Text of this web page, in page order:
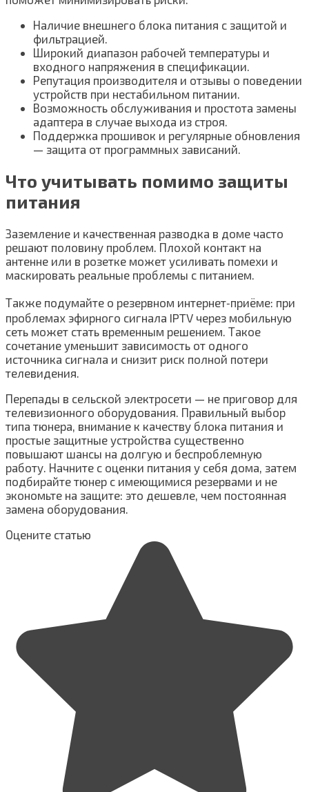
Наличие внешнего блока питания с защитой и
фильтрацией.
Широкий диапазон рабочей температуры и
входного напряжения в спецификации.
Репутация производителя и отзывы о поведении
устройств при нестабильном питании.
Возможность обслуживания и простота замены
адаптера в случае выхода из строя.
Поддержка прошивок и регулярные обновления
— защита от программных зависаний.
Что учитывать помимо защиты
питания
Заземление и качественная разводка в доме часто
решают половину проблем. Плохой контакт на
антенне или в розетке может усиливать помехи и
маскировать реальные проблемы с питанием.
Также подумайте о резервном интернет‑приёме: при
проблемах эфирного сигнала IPTV через мобильную
сеть может стать временным решением. Такое
сочетание уменьшит зависимость от одного
источника сигнала и снизит риск полной потери
телевидения.
Перепады в сельской электросети — не приговор для
телевизионного оборудования. Правильный выбор
типа тюнера, внимание к качеству блока питания и
простые защитные устройства существенно
повышают шансы на долгую и беспроблемную
работу. Начните с оценки питания у себя дома, затем
подбирайте тюнер с имеющимися резервами и не
экономьте на защите: это дешевле, чем постоянная
замена оборудования.
Оцените статью